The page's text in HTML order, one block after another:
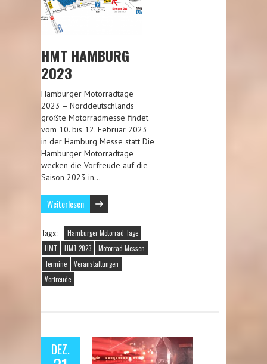
HMT HAMBURG
2023
Hamburger Motorradtage
2023 – Norddeutschlands
größte Motorradmesse findet
vom 10. bis 12. Februar 2023
in der Hamburg Messe statt Die
Hamburger Motorradtage
wecken die Vorfreude auf die
Saison 2023 in…
Weiterlesen
Tags:
Hamburger Motorrad Tage
HMT
HMT 2023
Motorrad Messen
Termine
Veranstaltungen
Vorfreude
DEZ.